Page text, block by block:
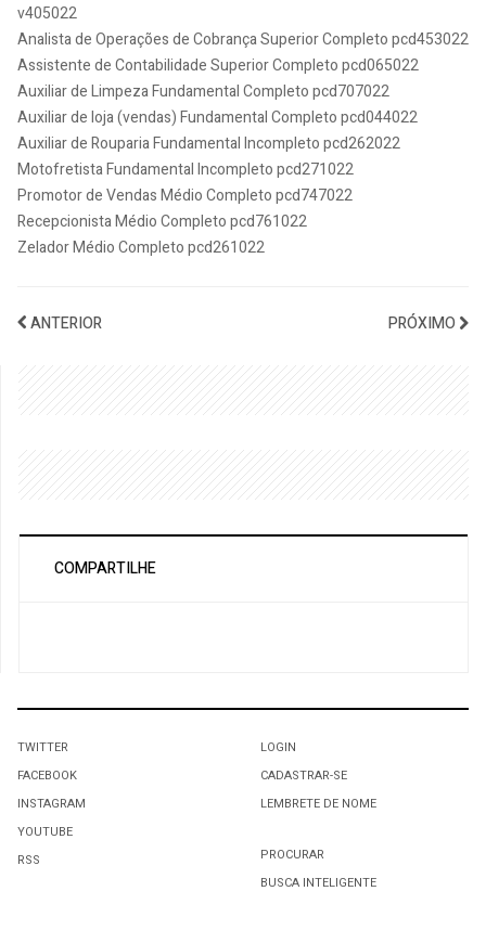
v405022
Analista de Operações de Cobrança Superior Completo pcd453022
Assistente de Contabilidade Superior Completo pcd065022
Auxiliar de Limpeza Fundamental Completo pcd707022
Auxiliar de loja (vendas) Fundamental Completo pcd044022
Auxiliar de Rouparia Fundamental Incompleto pcd262022
Motofretista Fundamental Incompleto pcd271022
Promotor de Vendas Médio Completo pcd747022
Recepcionista Médio Completo pcd761022
Zelador Médio Completo pcd261022
ANTERIOR PRÓXIMO
COMPARTILHE
TWITTER
FACEBOOK
INSTAGRAM
YOUTUBE
RSS
LOGIN
CADASTRAR-SE
LEMBRETE DE NOME
PROCURAR
BUSCA INTELIGENTE